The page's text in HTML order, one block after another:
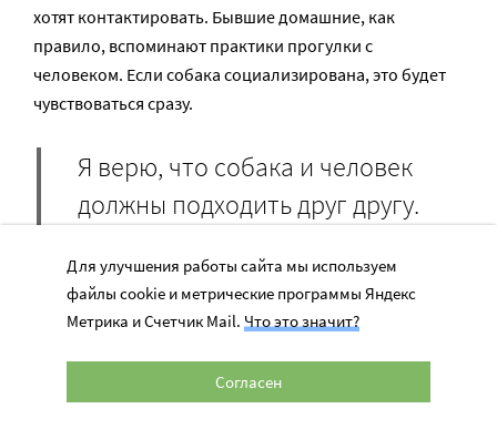
хотят контактировать. Бывшие домашние, как
правило, вспоминают практики прогулки с
человеком. Если собака социализирована, это будет
чувствоваться сразу.
Я верю, что собака и человек
должны подходить друг другу.
это не значит, что ему подойдет
любая собака.
И чем более молодого возраста вы берете собаку, тем
Для улучшения работы сайта мы используем
файлы cookie и метрические программы Яндекс
Метрика и Счетчик Mail. Что это значит?
Согласен